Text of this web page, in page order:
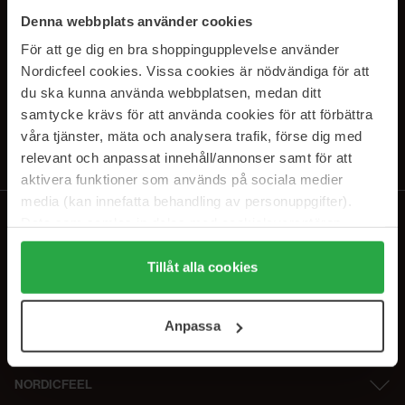
Denna webbplats använder cookies
För att ge dig en bra shoppingupplevelse använder
Nordicfeel cookies. Vissa cookies är nödvändiga för att
du ska kunna använda webbplatsen, medan ditt
samtycke krävs för att använda cookies för att förbättra
våra tjänster, mäta och analysera trafik, förse dig med
relevant och anpassat innehåll/annonser samt för att
aktivera funktioner som används på sociala medier
media (kan innefatta behandling av personuppgifter).
Genom att trycka på "Tillåt alla cookies" accepterar du
alla cookies, medan du under "Detaljer" kan anpassa
användningen av cookies. Du kan när som helst återkalla
samt vår Integritetspolicy.
Tillåt alla cookies
Anpassa
PRENUMERERA PÅ VÅRA
NYHETSBREV
Genom att prenumerera accepterar du vårIntegritetspolicy.
Avprenumerera när som helst.
NORDICFEEL